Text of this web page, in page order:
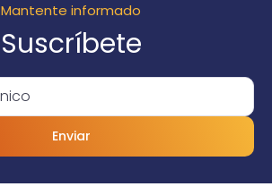
Mantente informado
Suscríbete
Enviar